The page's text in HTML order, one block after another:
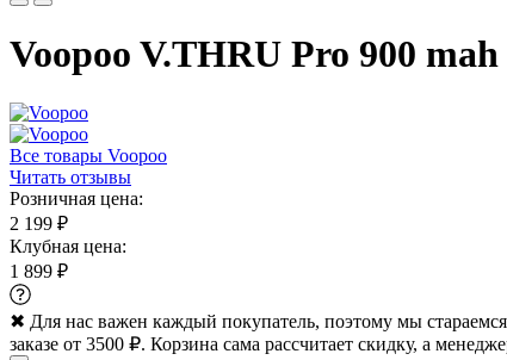
Voopoo V.THRU Pro 900
Все товары Voopoo
Читать отзывы
Розничная цена:
2 199 ₽
Клубная цена:
1 899 ₽
✖ Для нас важен каждый покупатель, поэтому мы
заказе от 3500 ₽. Корзина сама рассчитает скидку, а